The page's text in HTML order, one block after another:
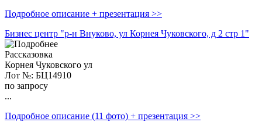
Подробное описание + презентация >>
Бизнес центр "р-н Внуково, ул Корнея Чуковского, д 2 стр 1"
Рассказовка
Корнея Чуковского ул
Лот №: БЦ14910
по запросу
...
Подробное описание (11 фото) + презентация >>